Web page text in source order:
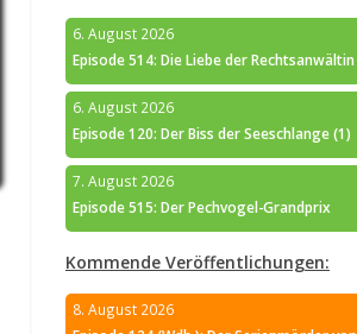
6. August 2026
Episode 514: Die Liebe der Rechtsanwältin
6. August 2026
Episode 120: Der Biss der Seeschlange (1)
7. August 2026
Episode 515: Der Pechvogel-Grandprix
Kommende Veröffentlichungen:
8. August 2026